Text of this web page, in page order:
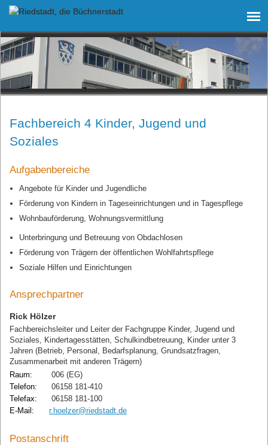
Fachbereich 4 Kinder, Jugend und
Soziales
Aufgabenbereiche
Angebote für Kinder und Jugendliche
Förderung von Kindern in Tageseinrichtungen und in Tagespflege
Wohnbauförderung, Wohnungsvermittlung
Unterbringung und Betreuung von Obdachlosen
Förderung von Trägern der öffentlichen Wohlfahrtspflege
Soziale Hilfen und Einrichtungen
Ansprechpartner
Rick Hölzer
Fachbereichsleiter und Leiter der Fachgruppe Kinder, Jugend und
Soziales, Kindertagesstätten, Schulkindbetreuung, Kinder unter 3
Jahren (Betrieb, Personal, Bedarfsplanung, Grundsatzfragen,
Zusammenarbeit mit anderen Trägern)
Raum:
006 (EG)
Telefon:
06158 181-410
Telefax:
06158 181-100
E-Mail:
r.hoelzer@riedstadt.de
Postanschrift